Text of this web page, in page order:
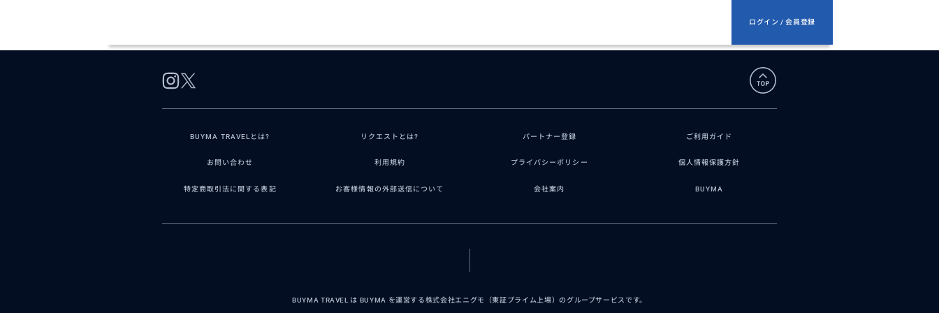
ログイン / 会員登録
BUYMA TRAVELとは? リクエストとは? パートナー登録 ご利用ガイド
お問い合わせ 利用規約 プライバシーポリシー 個人情報保護方針
特定商取引法に関する表記 お客様情報の外部送信について 会社案内 BUYMA
BUYMA TRAVEL は BUYMA を運営する株式会社エニグモ（東証プライム上場）のグループサービスです。